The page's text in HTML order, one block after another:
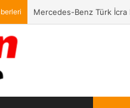
Yeni CEO Heiko Selzam,